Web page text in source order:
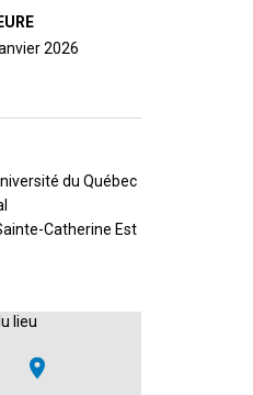
2026
du Québec
Catherine Est